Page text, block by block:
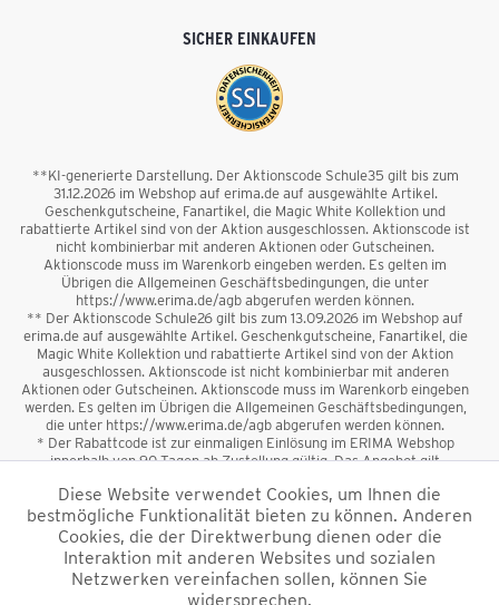
SICHER EINKAUFEN
**KI-generierte Darstellung. Der Aktionscode Schule35 gilt bis zum
31.12.2026 im Webshop auf erima.de auf ausgewählte Artikel.
Geschenkgutscheine, Fanartikel, die Magic White Kollektion und
rabattierte Artikel sind von der Aktion ausgeschlossen. Aktionscode ist
nicht kombinierbar mit anderen Aktionen oder Gutscheinen.
Aktionscode muss im Warenkorb eingeben werden. Es gelten im
Übrigen die Allgemeinen Geschäftsbedingungen, die unter
https://www.erima.de/agb abgerufen werden können.
** Der Aktionscode Schule26 gilt bis zum 13.09.2026 im Webshop auf
erima.de auf ausgewählte Artikel. Geschenkgutscheine, Fanartikel, die
Magic White Kollektion und rabattierte Artikel sind von der Aktion
ausgeschlossen. Aktionscode ist nicht kombinierbar mit anderen
Aktionen oder Gutscheinen. Aktionscode muss im Warenkorb eingeben
werden. Es gelten im Übrigen die Allgemeinen Geschäftsbedingungen,
die unter https://www.erima.de/agb abgerufen werden können.
* Der Rabattcode ist zur einmaligen Einlösung im ERIMA Webshop
innerhalb von 90 Tagen ab Zustellung gültig. Das Angebot gilt
sowie Geschenkgutscheine sind vom Rabatt ausgeschlossen. Der
Rabattcode ist nicht mit anderen Aktionen oder Gutscheinen
kombinierbar. Der Mindestbestellwert beträgt 50 €
*Alle Preise verstehen sich inkl. Mehrwertsteuer und zzgl.
Diese Website verwendet Cookies, um Ihnen die
bestmögliche Funktionalität bieten zu können. Anderen
Cookies, die der Direktwerbung dienen oder die
Interaktion mit anderen Websites und sozialen
Netzwerken vereinfachen sollen, können Sie
widersprechen.